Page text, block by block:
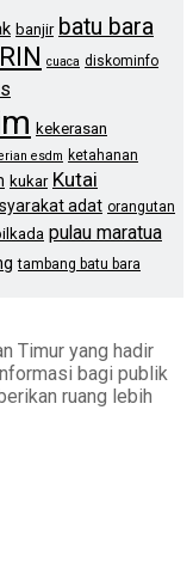
banjir batu bara
cuaca diskominfo
kekerasan
esdm ketahanan
kukar Kutai
adat orangutan
pulau maratua
tambang batu bara
Timur yang hadir
bagi publik
ruang lebih